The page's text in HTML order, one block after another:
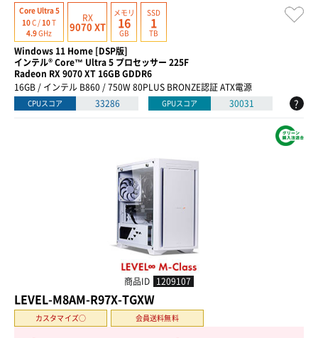
Core Ultra 5
10C / 10T
4.9GHz
RX
9070 XT
メモリ
16
GB
SSD
1
TB
Windows 11 Home [DSP版]
インテル® Core™ Ultra 5 プロセッサー 225F
Radeon RX 9070 XT 16GB GDDR6
16GB / インテル B860 / 750W 80PLUS BRONZE認証 ATX電源
CPUスコア 33286 GPUスコア 30031 ?
商品ID 1209107
LEVEL-M8AM-R97X-TGXW
カスタマイズ○ 会員送料無料